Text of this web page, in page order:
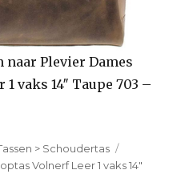
naar Plevier Dames
vaks 14″ Taupe 703 –
> Schoudertas
Volnerf Leer 1 vaks 14"